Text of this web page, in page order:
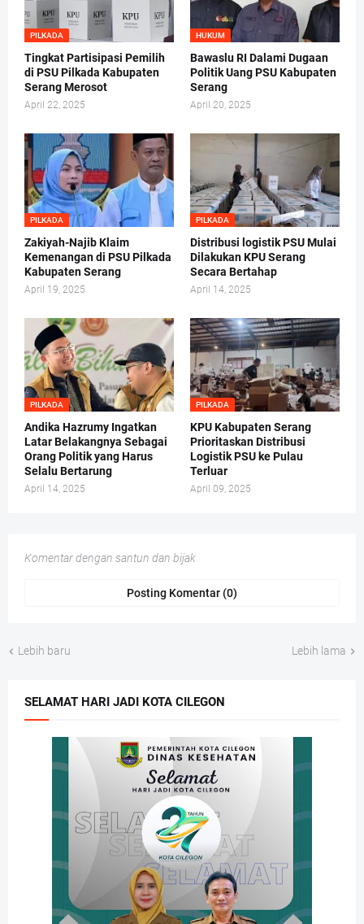
PILKADA
Tingkat Partisipasi Pemilih
di PSU Pilkada Kabupaten
Serang Merosot
April 22, 2025
HUKUM
Bawaslu RI Dalami Dugaan
Politik Uang PSU Kabupaten
Serang
April 20, 2025
PILKADA
Zakiyah-Najib Klaim
Kemenangan di PSU Pilkada
Kabupaten Serang
April 19, 2025
PILKADA
Distribusi logistik PSU Mulai
Dilakukan KPU Serang
Secara Bertahap
April 14, 2025
PILKADA
Andika Hazrumy Ingatkan
Latar Belakangnya Sebagai
Orang Politik yang Harus
Selalu Bertarung
April 14, 2025
PILKADA
KPU Kabupaten Serang
Prioritaskan Distribusi
Logistik PSU ke Pulau
Terluar
April 09, 2025
Komentar dengan santun dan bijak
Posting Komentar (0)
Lebih baru Lebih lama
SELAMAT HARI JADI KOTA CILEGON